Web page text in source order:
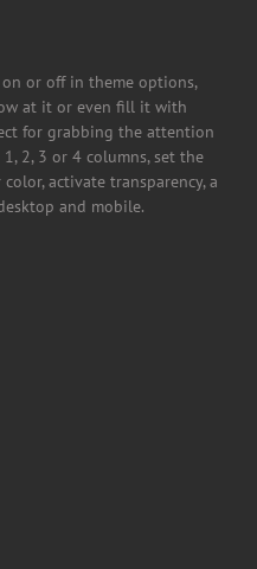
or off in theme options,
at it or even fill it with
for grabbing the attention
2, 3 or 4 columns, set the
activate transparency, a
and mobile.